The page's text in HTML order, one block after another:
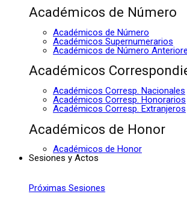
Académicos de Número
Académicos de Número
Académicos Supernumerarios
Académicos de Número
Académicos
Académicos Corresp. Nacionales
Académicos Corresp. Honorarios
Académicos Corresp. Extranjeros
Académicos de Honor
Académicos de Honor
Sesiones y Actos
Próximas Sesiones